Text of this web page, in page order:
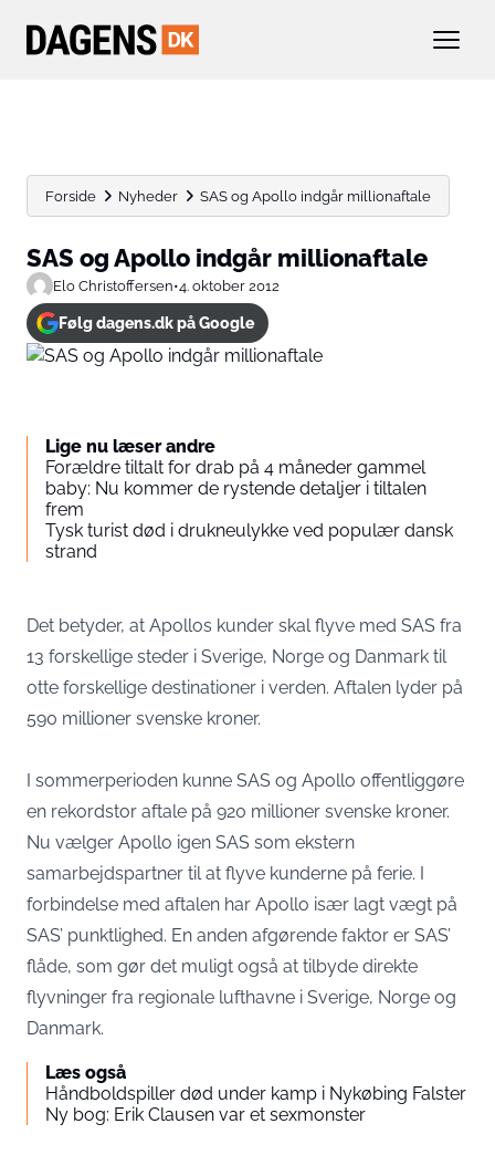
Forside Nyheder SAS og Apollo indgår millionaftale
SAS og Apollo indgår millionaftale
Elo Christoffersen•4. oktober 2012
Følg dagens.dk på Google
Lige nu læser andre
Forældre tiltalt for drab på 4 måneder gammel
baby: Nu kommer de rystende detaljer i tiltalen
frem
Tysk turist død i drukneulykke ved populær dansk
strand
Det betyder, at Apollos kunder skal flyve med SAS fra
13 forskellige steder i Sverige, Norge og Danmark til
otte forskellige destinationer i verden. Aftalen lyder på
590 millioner svenske kroner.
I sommerperioden kunne SAS og Apollo offentliggøre
en rekordstor aftale på 920 millioner svenske kroner.
Nu vælger Apollo igen SAS som ekstern
samarbejdspartner til at flyve kunderne på ferie. I
forbindelse med aftalen har Apollo især lagt vægt på
SAS’ punktlighed. En anden afgørende faktor er SAS’
flåde, som gør det muligt også at tilbyde direkte
flyvninger fra regionale lufthavne i Sverige, Norge og
Danmark.
Læs også
Håndboldspiller død under kamp i Nykøbing Falster
Ny bog: Erik Clausen var et sexmonster